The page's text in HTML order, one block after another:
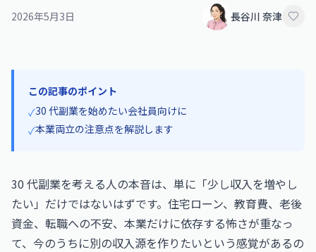
2026年5月3日 長谷川 奈津
この記事のポイント
✓30 代副業を始めたい会社員向けに
✓本業両立の注意点を解説します
30 代副業を考える人の本音は、単に「少し収入を増やし
たい」だけではないはずです。住宅ローン、教育費、老後
資金、転職への不安、本業だけに依存する怖さが重なっ
て、今のうちに別の収入源を作りたいという感覚があるの